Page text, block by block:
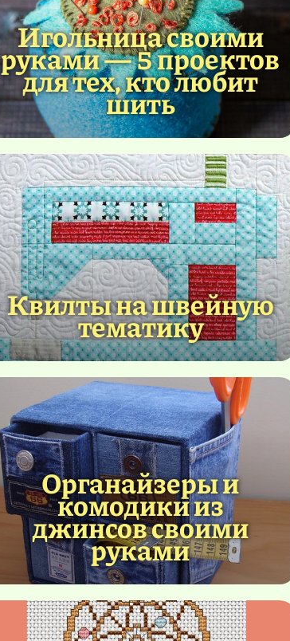
Игольница своими
руками — 5 проектов
для тех, кто любит
шить
Квилты на швейную
тематику
Органайзеры и
комодики из
джинсов своими
руками